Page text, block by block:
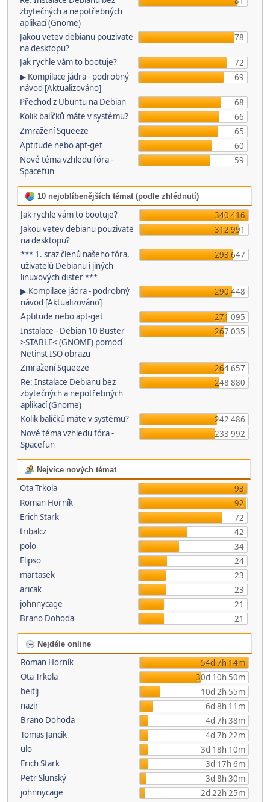
zbytečných a nepotřebných
aplikací (Gnome)
Jakou vetev debianu pouzivate
na desktopu?
78
Jak rychle vám to bootuje?
72
▶ Kompilace jádra - podrobný
návod [Aktualizováno]
69
Přechod z Ubuntu na Debian
68
Kolik balíčků máte v systému?
66
Zmražení Squeeze
65
Aptitude nebo apt-get
60
Nové téma vzhledu fóra -
Spacefun
59
10 nejoblíbenějších témat (podle zhlédnutí)
Jak rychle vám to bootuje?
340 416
Jakou vetev debianu pouzivate
na desktopu?
312 991
*** 1. sraz členů našeho fóra,
uživatelů Debianu i jiných
linuxových dister ***
293 647
▶ Kompilace jádra - podrobný
návod [Aktualizováno]
290 448
Aptitude nebo apt-get
271 095
Instalace - Debian 10 Buster
>STABLE< (GNOME) pomocí
Netinst ISO obrazu
267 035
Zmražení Squeeze
264 657
Re: Instalace Debianu bez
zbytečných a nepotřebných
aplikací (Gnome)
248 880
Kolik balíčků máte v systému?
242 486
Nové téma vzhledu fóra -
Spacefun
233 992
Nejvíce nových témat
Ota Trkola
93
Roman Horník
92
Erich Stark
72
tribalcz
42
polo
34
Elipso
24
martasek
23
aricak
23
johnnycage
21
Brano Dohoda
21
Nejdéle online
Roman Horník
54d 7h 14m
Ota Trkola
30d 10h 50m
beitlj
10d 2h 55m
nazir
6d 8h 11m
Brano Dohoda
4d 7h 38m
Tomas Jancik
4d 7h 22m
ulo
3d 18h 10m
Erich Stark
3d 17h 6m
Petr Slunský
3d 8h 30m
johnnycage
2d 22h 25m